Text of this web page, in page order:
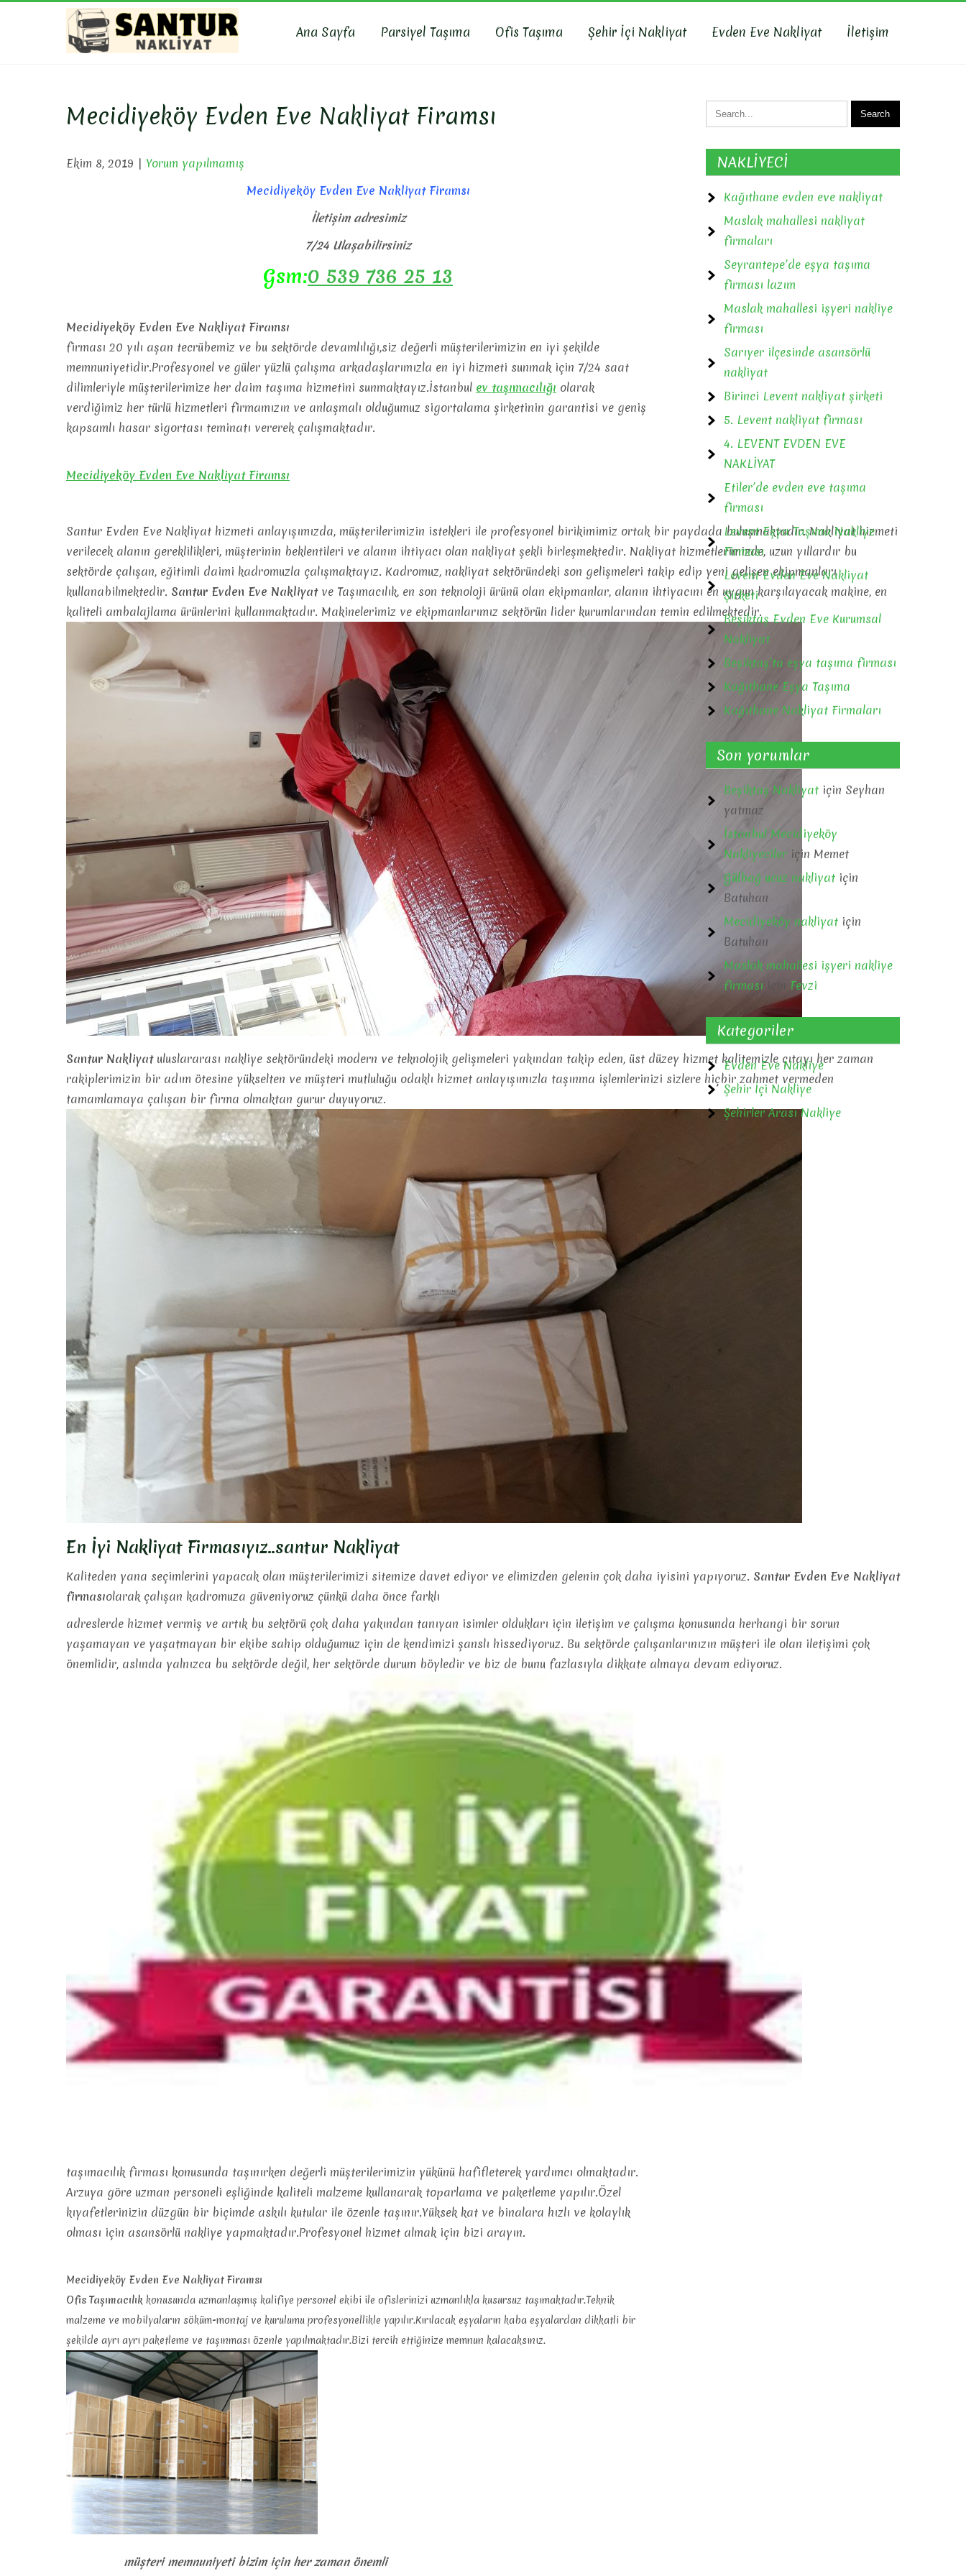
Ana Sayfa Parsiyel Taşıma Ofis Taşıma Şehir İçi Nakliyat Evden Eve Nakliyat İletişim
Mecidiyeköy Evden Eve Nakliyat Firamsı
Ekim 8, 2019 | Yorum yapılmamış
Mecidiyeköy Evden Eve Nakliyat Firamsı
İletişim adresimiz
7/24 Ulaşabilirsiniz
Gsm:0 539 736 25 13
Mecidiyeköy Evden Eve Nakliyat Firamsı
firması 20 yılı aşan tecrübemiz ve bu sektörde devamlılığı,siz değerli müşterilerimizin en iyi şekilde
memnuniyetidir.Profesyonel ve güler yüzlü çalışma arkadaşlarımızla en iyi hizmeti sunmak için 7/24 saat
dilimleriyle müşterilerimize her daim taşıma hizmetini sunmaktayız.İstanbul ev taşımacılığı olarak
verdiğimiz her türlü hizmetleri firmamızın ve anlaşmalı olduğumuz sigortalama şirketinin garantisi ve geniş
kapsamlı hasar sigortası teminatı vererek çalışmaktadır.
Mecidiyeköy Evden Eve Nakliyat Firamsı
Santur Evden Eve Nakliyat hizmeti anlayışımızda, müşterilerimizin istekleri ile profesyonel birikimimiz ortak bir paydada buluşmaktadır. Nakliyat hizmeti
verilecek alanın gereklilikleri, müşterinin beklentileri ve alanın ihtiyacı olan nakliyat şekli birleşmektedir. Nakliyat hizmetlerimizde, uzun yıllardır bu
sektörde çalışan, eğitimli daimi kadromuzla çalışmaktayız. Kadromuz, nakliyat sektöründeki son gelişmeleri takip edip yeni gelişen ekipmanları
kullanabilmektedir. Santur Evden Eve Nakliyatve Taşımacılık, en son teknoloji ürünü olan ekipmanlar, alanın ihtiyacını en uygun karşılayacak makine, en
kaliteli ambalajlama ürünlerini kullanmaktadır. Makinelerimiz ve ekipmanlarımız sektörün lider kurumlarından temin edilmektedir.
Santur Nakliyatuluslararası nakliye sektöründeki modern ve teknolojik gelişmeleri yakından takip eden, üst düzey hizmet kalitemizle çıtayı her zaman
rakiplerimizin bir adım ötesine yükselten ve müşteri mutluluğu odaklı hizmet anlayışımızla taşınma işlemlerinizi sizlere hiçbir zahmet vermeden
tamamlamaya çalışan bir firma olmaktan gurur duyuyoruz.
En İyi Nakliyat Firmasıyız..santur Nakliyat
Kaliteden yana seçimlerini yapacak olan müşterilerimizi sitemize davet ediyor ve elimizden gelenin çok daha iyisini yapıyoruz. Santur Evden Eve Nakliyat
firmasıolarak çalışan kadromuza güveniyoruz çünkü daha önce farklı
adreslerde hizmet vermiş ve artık bu sektörü çok daha yakından tanıyan isimler oldukları için iletişim ve çalışma konusunda herhangi bir sorun
yaşamayan ve yaşatmayan bir ekibe sahip olduğumuz için de kendimizi şanslı hissediyoruz. Bu sektörde çalışanlarınızın müşteri ile olan iletişimi çok
önemlidir, aslında yalnızca bu sektörde değil, her sektörde durum böyledir ve biz de bunu fazlasıyla dikkate almaya devam ediyoruz.
taşımacılık firması konusunda taşınırken değerli müşterilerimizin yükünü hafifleterek yardımcı olmaktadır.
Arzuya göre uzman personeli eşliğinde kaliteli malzeme kullanarak toparlama ve paketleme yapılır.Özel
kıyafetlerinizin düzgün bir biçimde askılı kutular ile özenle taşınır.Yüksek kat ve binalara hızlı ve kolaylık
olması için asansörlü nakliye yapmaktadır.Profesyonel hizmet almak için bizi arayın.
Mecidiyeköy Evden Eve Nakliyat Firamsı
Ofis Taşımacılık konusunda uzmanlaşmış kalifiye personel ekibi ile ofislerinizi uzmanlıkla kusursuz taşımaktadır.Teknik
malzeme ve mobilyaların söküm-montaj ve kurulumu profesyonellikle yapılır.Kırılacak eşyaların kaba eşyalardan dikkatli bir
şekilde ayrı ayrı paketleme ve taşınması özenle yapılmaktadır.Bizi tercih ettiğinize memnun kalacaksınız.
müşteri memnuniyeti bizim için her zaman önemli
NAKLİYECİ
Kağıthane evden eve nakliyat
Maslak mahallesi nakliyat
firmaları
Seyrantepe’de eşya taşıma
firması lazım
Maslak mahallesi işyeri nakliye
firması
Sarıyer ilçesinde asansörlü
nakliyat
Birinci Levent nakliyat şirketi
5. Levent nakliyat firması
4. LEVENT EVDEN EVE
NAKLİYAT
Etiler’de evden eve taşıma
firması
Levent Eşya Taşıma Nakliye
Firması
Levent Evden Eve Nakliyat
Şirketi
Beşiktaş Evden Eve Kurumsal
Nakliyat
Beşiktaş’ta eşya taşıma firması
Kağıthane Eşya Taşıma
Kağıthane Nakliyat Firmaları
Son yorumlar
Beşiktaş Nakliyat için Seyhan
yatmaz
İstanbul Mecidiyeköy
Nakliyeciler için Memet
Gülbağ ucuz nakliyat için
Batuhan
Mecidiyeköy nakliyat için
Batuhan
Maslak mahallesi işyeri nakliye
firması için Fevzi
Kategoriler
Evden Eve Nakliye
Şehir İçi Nakliye
Şehirler Arası Nakliye